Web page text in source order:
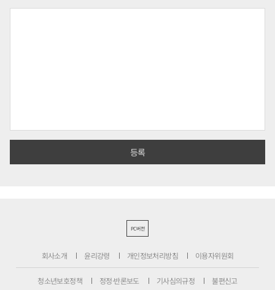
PC버전
회사소개 윤리강령 개인정보처리방침 이용자위원회
청소년보호정책 정정·반론보도 기사심의규정 불편신고